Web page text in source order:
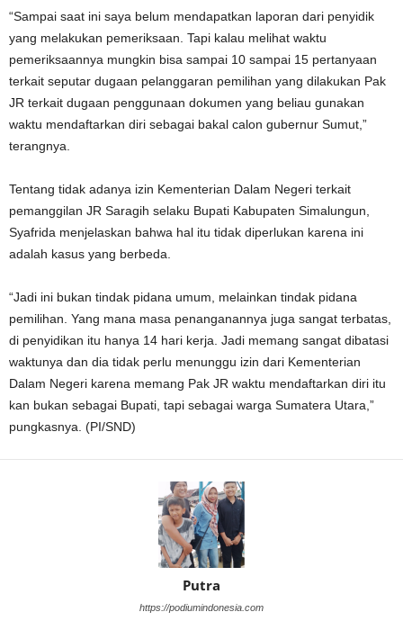
“Sampai saat ini saya belum mendapatkan laporan dari penyidik
yang melakukan pemeriksaan. Tapi kalau melihat waktu
pemeriksaannya mungkin bisa sampai 10 sampai 15 pertanyaan
terkait seputar dugaan pelanggaran pemilihan yang dilakukan Pak
JR terkait dugaan penggunaan dokumen yang beliau gunakan
waktu mendaftarkan diri sebagai bakal calon gubernur Sumut,”
terangnya.
Tentang tidak adanya izin Kementerian Dalam Negeri terkait
pemanggilan JR Saragih selaku Bupati Kabupaten Simalungun,
Syafrida menjelaskan bahwa hal itu tidak diperlukan karena ini
adalah kasus yang berbeda.
“Jadi ini bukan tindak pidana umum, melainkan tindak pidana
pemilihan. Yang mana masa penanganannya juga sangat terbatas,
di penyidikan itu hanya 14 hari kerja. Jadi memang sangat dibatasi
waktunya dan dia tidak perlu menunggu izin dari Kementerian
Dalam Negeri karena memang Pak JR waktu mendaftarkan diri itu
kan bukan sebagai Bupati, tapi sebagai warga Sumatera Utara,”
pungkasnya. (PI/SND)
Putra
https://podiumindonesia.com